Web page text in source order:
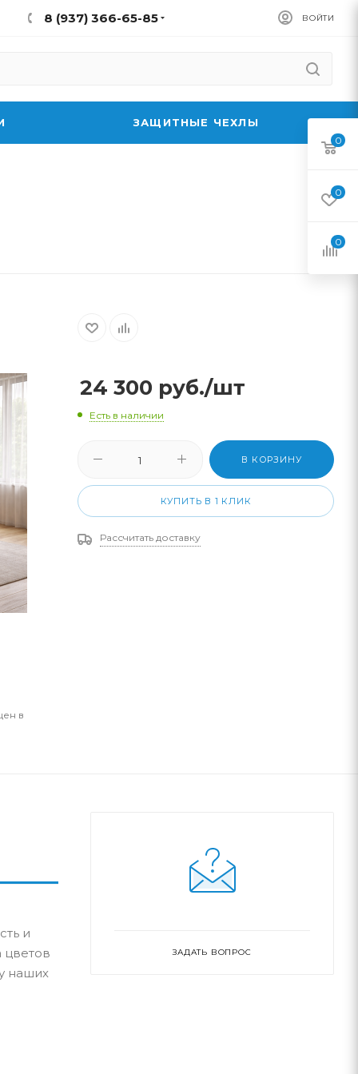
8 (937) 366-65-85 ВОЙТИ
ЗАЩИТНЫЕ ЧЕХЛЫ
в
24 300 руб./шт
Есть в наличии
В КОРЗИНУ
КУПИТЬ В 1 КЛИК
Рассчитать доставку
и
цветов
наших
ЗАДАТЬ ВОПРОС
0
0
0